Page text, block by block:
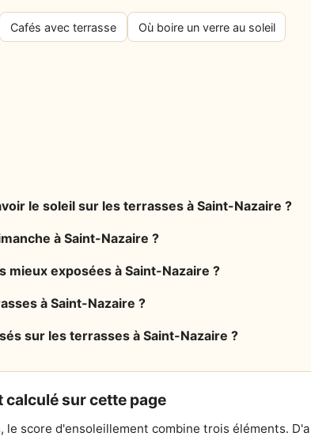
Cafés avec terrasse Où boire un verre au soleil
le soleil sur les terrasses à Saint-Nazaire ?
à Saint-Nazaire ?
exposées à Saint-Nazaire ?
à Saint-Nazaire ?
sur les terrasses à Saint-Nazaire ?
sur cette page
le score d'ensoleillement combine trois éléments.